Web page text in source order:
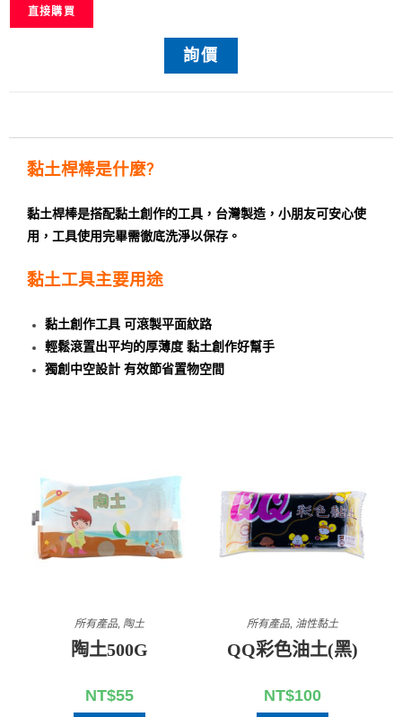
直接購買
詢價
黏土桿棒是什麼?
黏土桿棒是搭配黏土創作的工具，台灣製造，小朋友可安心使
用，工具使用完畢需徹底洗淨以保存。
黏土工具主要用途
黏土創作工具 可滾製平面紋路
輕鬆滾置出平均的厚薄度 黏土創作好幫手
獨創中空設計 有效節省置物空間
所有產品, 陶土
陶土500G
NT$55
所有產品, 油性黏土
QQ彩色油土(黑)
NT$100